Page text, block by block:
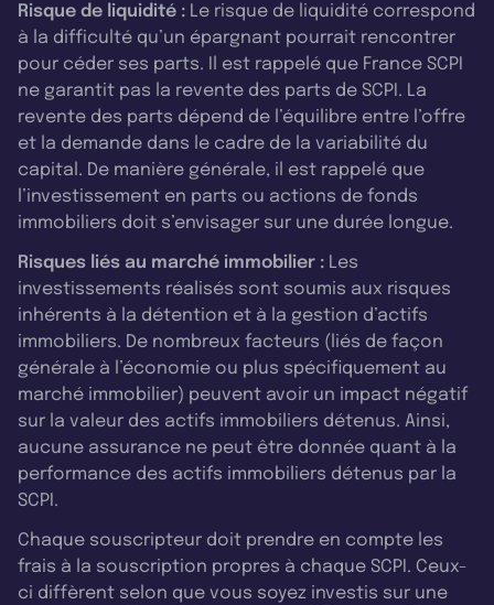
Risque de liquidité : Le risque de liquidité correspond
à la difficulté qu’un épargnant pourrait rencontrer
pour céder ses parts. Il est rappelé que France SCPI
ne garantit pas la revente des parts de SCPI. La
revente des parts dépend de l’équilibre entre l’offre
et la demande dans le cadre de la variabilité du
capital. De manière générale, il est rappelé que
l’investissement en parts ou actions de fonds
immobiliers doit s’envisager sur une durée longue.
Risques liés au marché immobilier : Les
investissements réalisés sont soumis aux risques
inhérents à la détention et à la gestion d’actifs
immobiliers. De nombreux facteurs (liés de façon
générale à l’économie ou plus spécifiquement au
marché immobilier) peuvent avoir un impact négatif
sur la valeur des actifs immobiliers détenus. Ainsi,
aucune assurance ne peut être donnée quant à la
performance des actifs immobiliers détenus par la
SCPI.
Chaque souscripteur doit prendre en compte les
frais à la souscription propres à chaque SCPI. Ceux-
ci diffèrent selon que vous soyez investis sur une